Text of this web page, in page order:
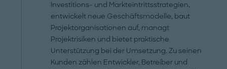
Investitions- und Markteintrittsstrategien,
entwickelt neue Geschäftsmodelle, baut
Projektorganisationen auf, managt
Projektrisiken und bietet praktische
Unterstützung bei der Umsetzung. Zu seinen
Kunden zählen Entwickler, Betreiber und